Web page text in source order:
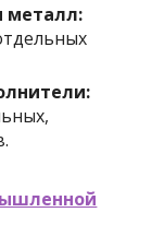
металл: